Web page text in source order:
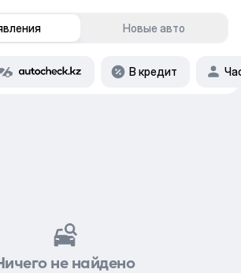
Новые авто
В кредит
не найдено